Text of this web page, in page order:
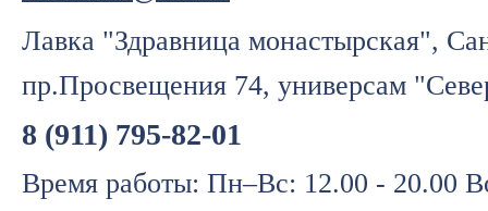
Лавка "Здравница монастырская",
пр.Просвещения 74, универсам
8 (911) 795-82-01
Время работы: Пн–Вс: 12.00 - 20.00